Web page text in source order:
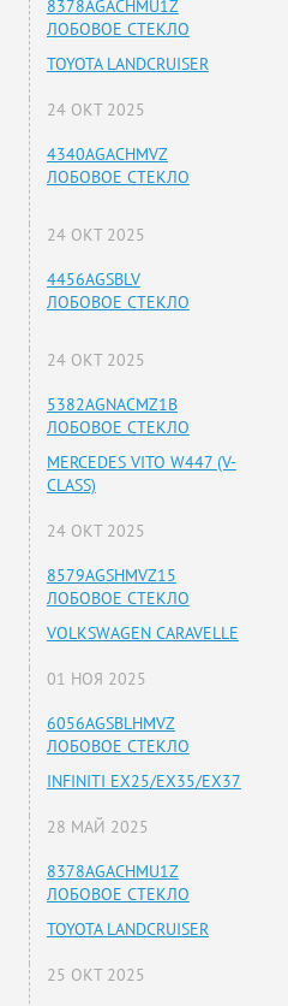
8378AGACHMU1Z
ЛОБОВОЕ СТЕКЛО
TOYOTA LANDCRUISER
24 ОКТ 2025
4340AGACHMVZ
ЛОБОВОЕ СТЕКЛО
24 ОКТ 2025
4456AGSBLV
ЛОБОВОЕ СТЕКЛО
24 ОКТ 2025
5382AGNACMZ1B
ЛОБОВОЕ СТЕКЛО
MERCEDES VITO W447 (V-
CLASS)
24 ОКТ 2025
8579AGSHMVZ15
ЛОБОВОЕ СТЕКЛО
VOLKSWAGEN CARAVELLE
01 НОЯ 2025
6056AGSBLHMVZ
ЛОБОВОЕ СТЕКЛО
INFINITI EX25/EX35/EX37
28 МАЙ 2025
8378AGACHMU1Z
ЛОБОВОЕ СТЕКЛО
TOYOTA LANDCRUISER
25 ОКТ 2025